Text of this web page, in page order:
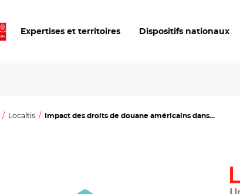
Expertises et territoires Dispositifs nationaux
Localtis Impact des droits de douane américains dans...